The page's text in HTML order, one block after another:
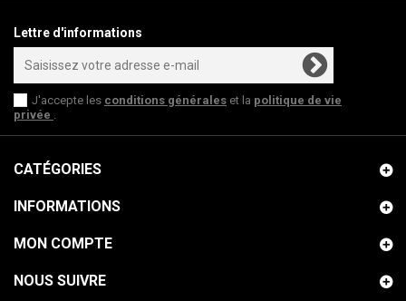
Lettre d'informations
J'accepte les conditions générales et la politique de vie
privée
CATÉGORIES
INFORMATIONS
MON COMPTE
NOUS SUIVRE